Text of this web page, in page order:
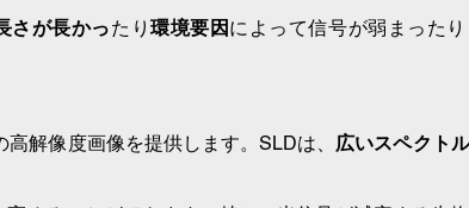
さが長かったり環境要因 によって信号が弱まった
高解像度画像を提供します。SLDは、 広いスペクト